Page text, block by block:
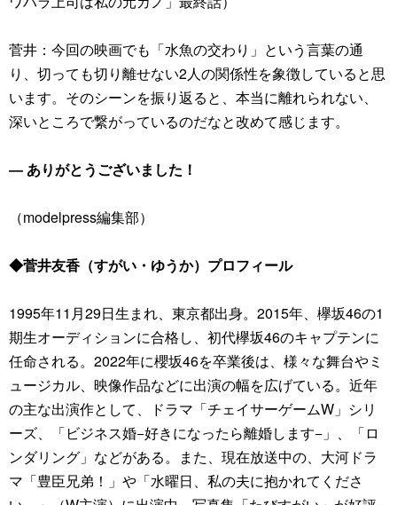
菅井：今回の映画でも「水魚の交わり」という言葉の通
り、切っても切り離せない2人の関係性を象徴していると思
います。そのシーンを振り返ると、本当に離れられない、
深いところで繋がっているのだなと改めて感じます。
― ありがとうございました！
（modelpress編集部）
◆菅井友香（すがい・ゆうか）プロフィール
1995年11月29日生まれ、東京都出身。2015年、欅坂46の1
期生オーディションに合格し、初代欅坂46のキャプテンに
任命される。2022年に櫻坂46を卒業後は、様々な舞台やミ
ュージカル、映像作品などに出演の幅を広げている。近年
の主な出演作として、ドラマ「チェイサーゲームW」シリ
ーズ、「ビジネス婚−好きになったら離婚します−」、「ロ
ンダリング」などがある。また、現在放送中の、大河ドラ
マ「豊臣兄弟！」や「水曜日、私の夫に抱かれてくださ